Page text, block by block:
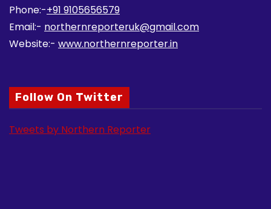
Phone:-+91 9105656579
Email:- northernreporteruk@gmail.com
Website:- www.northernreporter.in
Follow On Twitter
Tweets by Northern Reporter